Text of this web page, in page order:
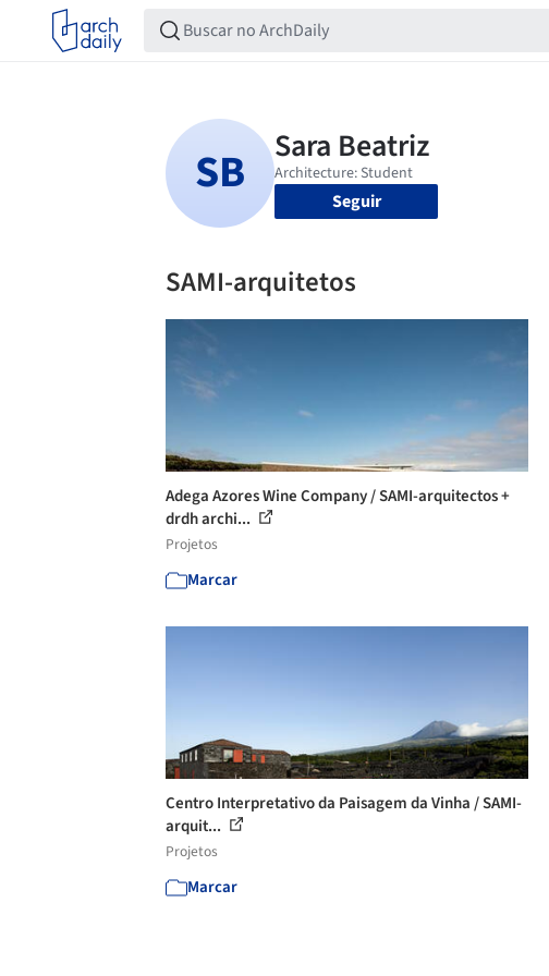
Seguir
SAMI-arquitetos
Adega Azores Wine Company / SAMI-arquitectos +
drdh archi...
Projetos
Marcar
Centro Interpretativo da Paisagem da Vinha / SAMI-
arquit...
Projetos
Marcar